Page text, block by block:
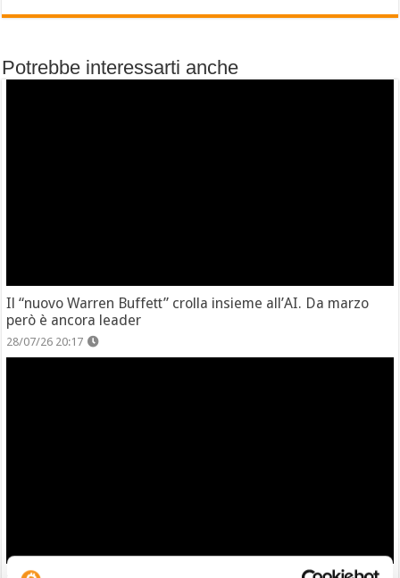
Potrebbe interessarti anche
Il “nuovo Warren Buffett” crolla insieme all’AI. Da marzo
però è ancora leader
28/07/26 20:17